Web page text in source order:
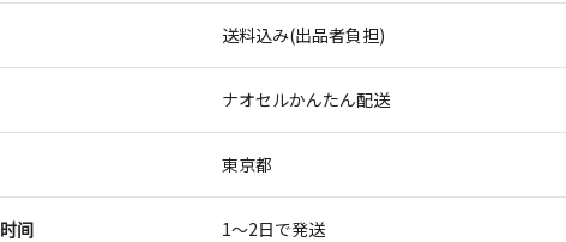
送料込み(出品者負担)
ナオセルかんたん配送
東京都
间 1〜2日で発送